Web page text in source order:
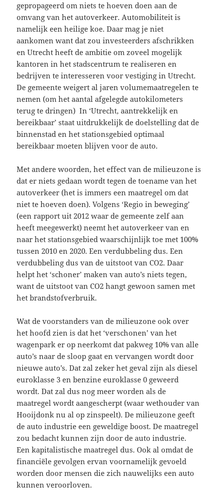
gepropageerd om niets te hoeven doen aan de
omvang van het autoverkeer. Automobiliteit is
namelijk een heilige koe. Daar mag je niet
aankomen want dat zou investeerders afschrikken
en Utrecht heeft de ambitie om zoveel mogelijk
kantoren in het stadscentrum te realiseren en
bedrijven te interesseren voor vestiging in Utrecht.
De gemeente weigert al jaren volumemaatregelen te
nemen (om het aantal afgelegde autokilometers
terug te dringen) In ‘Utrecht, aantrekkelijk en
bereikbaar’ staat uitdrukkelijk de doelstelling dat de
binnenstad en het stationsgebied optimaal
bereikbaar moeten blijven voor de auto.
Met andere woorden, het effect van de milieuzone is
dat er niets gedaan wordt tegen de toename van het
autoverkeer (het is immers een maatregel om dat
niet te hoeven doen). Volgens ‘Regio in beweging’
(een rapport uit 2012 waar de gemeente zelf aan
heeft meegewerkt) neemt het autoverkeer van en
naar het stationsgebied waarschijnlijk toe met 100%
tussen 2010 en 2020. Een verdubbeling dus. Een
verdubbeling dus van de uitstoot van CO2. Daar
helpt het ‘schoner’ maken van auto’s niets tegen,
want de uitstoot van CO2 hangt gewoon samen met
het brandstofverbruik.
Wat de voorstanders van de milieuzone ook over
het hoofd zien is dat het ‘verschonen’ van het
wagenpark er op neerkomt dat pakweg 10% van alle
auto’s naar de sloop gaat en vervangen wordt door
nieuwe auto’s. Dat zal zeker het geval zijn als diesel
euroklasse 3 en benzine euroklasse 0 geweerd
wordt. Dat zal dus nog meer worden als de
maatregel wordt aangescherpt (waar wethouder van
Hooijdonk nu al op zinspeelt). De milieuzone geeft
de auto industrie een geweldige boost. De maatregel
zou bedacht kunnen zijn door de auto industrie.
Een kapitalistische maatregel dus. Ook al omdat de
financiële gevolgen ervan voornamelijk gevoeld
worden door mensen die zich nauwelijks een auto
kunnen veroorloven.